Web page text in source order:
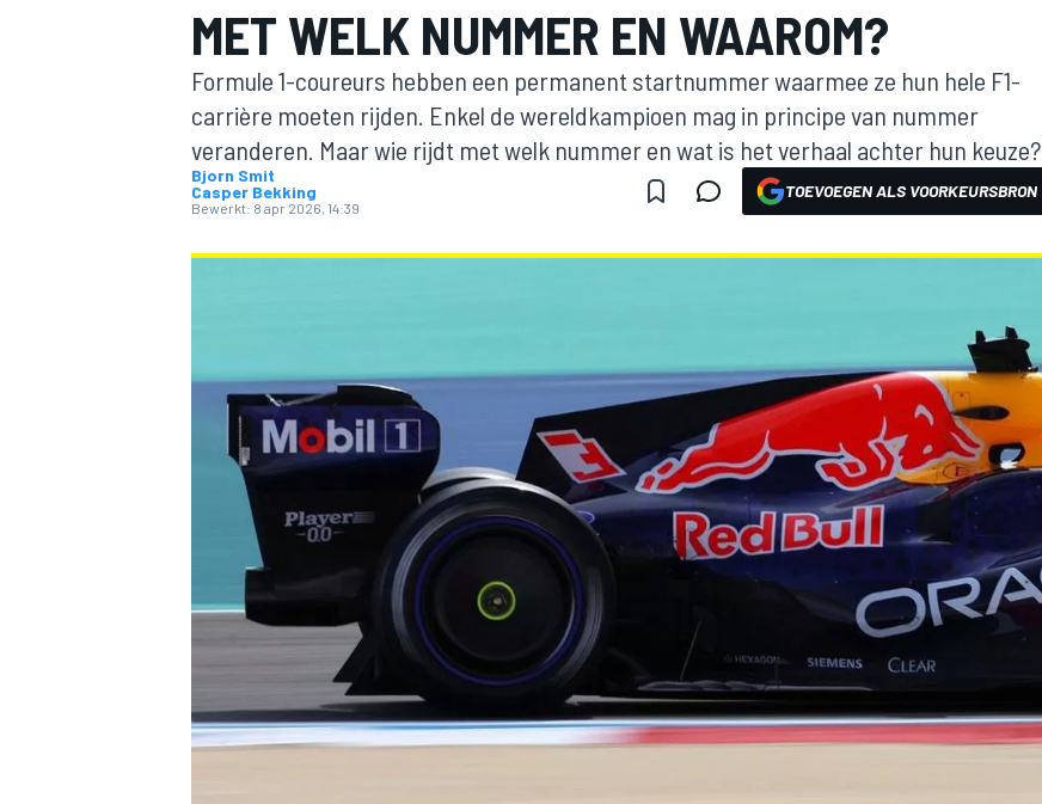
MOTOGP
MET WELK NUMMER EN WAAROM?
Formule 1-coureurs hebben een permanent startnummer waarmee ze hun hele F1-
carrière moeten rijden. Enkel de wereldkampioen mag in principe van nummer
veranderen. Maar wie rijdt met welk nummer en wat is het verhaal achter hun keuze?
Bjorn Smit
Casper Bekking
Bewerkt: 8 apr 2026, 14:39
TOEVOEGEN ALS VOORKEURSBRON